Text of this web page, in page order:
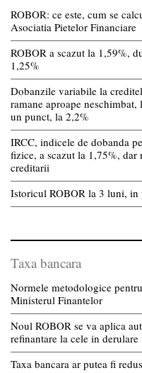
ROBOR: ce este, cum se
Asociatia Pietelor Financiare
ROBOR a scazut la 1,59%,
1,25%
Dobanzile variabile la
ramane aproape
un punct, la 2,2%
IRCC, indicele de dobanda
fizice, a scazut la 1,75%, dar
creditarii
Istoricul ROBOR la 3 luni,
Taxa bancara
Normele metodologice
Ministerul Finantelor
Noul ROBOR se va aplica
refinantare la cele in derulare
Taxa bancara ar putea fi